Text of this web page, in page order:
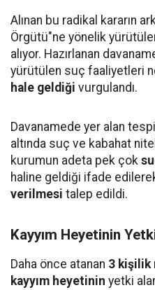
Alınan bu radikal kararın
Örgütü"ne yönelik
alıyor. Hazırlanan
yürütülen suç faaliyetleri
hale geldiği vurgulandı.
Davanamede yer alan
altında suç ve kabahat
kurumun adeta pek çok
haline geldiği ifade
verilmesi talep edildi.
Kayyım Heyetinin
Daha önce atanan 3 kişilik
kayyım heyetinin yetki